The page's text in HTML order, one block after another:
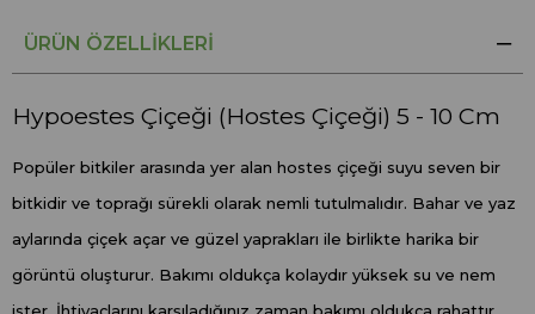
ÜRÜN ÖZELLIKLERI
Hypoestes Çiçeği (Hostes Çiçeği) 5 - 10 Cm
Popüler bitkiler arasında yer alan hostes çiçeği suyu seven bir
bitkidir ve toprağı sürekli olarak nemli tutulmalıdır. Bahar ve yaz
aylarında çiçek açar ve güzel yaprakları ile birlikte harika bir
görüntü oluşturur. Bakımı oldukça kolaydır yüksek su ve nem